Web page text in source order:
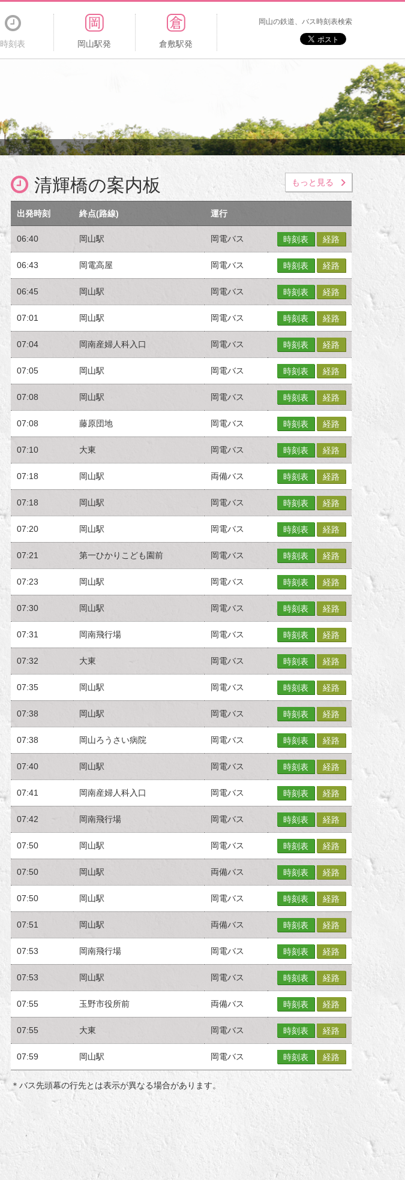
時刻表 岡山駅発 倉敷駅発
岡山の鉄道、バス時刻表検索
清輝橋の案内板 もっと見る
出発時刻 終点(路線) 運行
06:40 岡山駅 岡電バス 時刻表 経路
06:43 岡電高屋 岡電バス 時刻表 経路
06:45 岡山駅 岡電バス 時刻表 経路
07:01 岡山駅 岡電バス 時刻表 経路
07:04 岡南産婦人科入口 岡電バス 時刻表 経路
07:05 岡山駅 岡電バス 時刻表 経路
07:08 岡山駅 岡電バス 時刻表 経路
07:08 藤原団地 岡電バス 時刻表 経路
07:10 大東 岡電バス 時刻表 経路
07:18 岡山駅 両備バス 時刻表 経路
07:18 岡山駅 岡電バス 時刻表 経路
07:20 岡山駅 岡電バス 時刻表 経路
07:21 第一ひかりこども園前 岡電バス 時刻表 経路
07:23 岡山駅 岡電バス 時刻表 経路
07:30 岡山駅 岡電バス 時刻表 経路
07:31 岡南飛行場 岡電バス 時刻表 経路
07:32 大東 岡電バス 時刻表 経路
07:35 岡山駅 岡電バス 時刻表 経路
07:38 岡山駅 岡電バス 時刻表 経路
07:38 岡山ろうさい病院 岡電バス 時刻表 経路
07:40 岡山駅 岡電バス 時刻表 経路
07:41 岡南産婦人科入口 岡電バス 時刻表 経路
07:42 岡南飛行場 岡電バス 時刻表 経路
07:50 岡山駅 岡電バス 時刻表 経路
07:50 岡山駅 両備バス 時刻表 経路
07:50 岡山駅 岡電バス 時刻表 経路
07:51 岡山駅 両備バス 時刻表 経路
07:53 岡南飛行場 岡電バス 時刻表 経路
07:53 岡山駅 岡電バス 時刻表 経路
07:55 玉野市役所前 両備バス 時刻表 経路
07:55 大東 岡電バス 時刻表 経路
07:59 岡山駅 岡電バス 時刻表 経路
＊バス先頭幕の行先とは表示が異なる場合があります。